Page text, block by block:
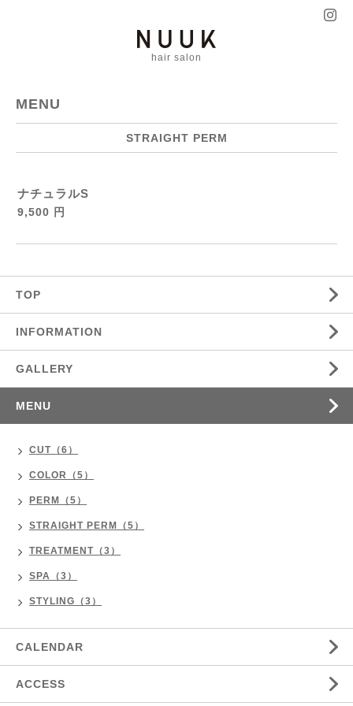
hair salon
MENU
STRAIGHT PERM
ナチュラルS
9,500 円
TOP
INFORMATION
GALLERY
MENU
CUT（6）
COLOR（5）
PERM（5）
STRAIGHT PERM（5）
TREATMENT（3）
SPA（3）
STYLING（3）
CALENDAR
ACCESS